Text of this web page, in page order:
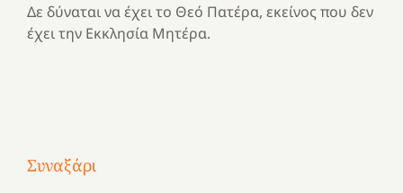
Δε δύναται να έχει το Θεό Πατέρα, εκείνος που δεν
έχει την Εκκλησία Μητέρα.
Συναξάρι
Μια
και
Κατασκηνωτικές